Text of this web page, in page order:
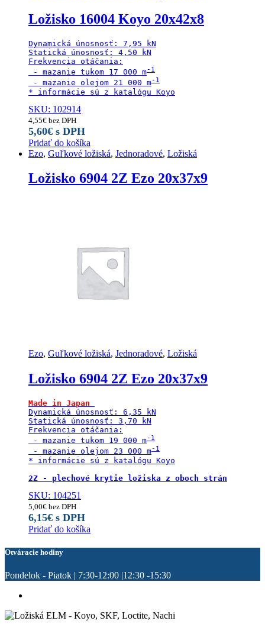
Ložisko 16004 Koyo 20x42x8
Dynamická únosnosť: 7,95 kN
Statická únosnosť: 4,50 kN
Frekvencia otáčania:
- mazanie tukom 17 000 m
- mazanie olejom 21 000 m
* informácie sú z katalógu Koyo
SKU: 102914
4,55€ bez DPH
5,60€ s DPH
Pridať do košíka
Ezo, Guľkové ložiská, Jednoradové, Ložiská
Ložisko 6904 2Z Ezo 20x37x9
Ezo, Guľkové ložiská, Jednoradové, Ložiská
Ložisko 6904 2Z Ezo 20x37x9
Made in Japan
Dynamická únosnosť: 6,35 kN
Statická únosnosť: 3,70 kN
Frekvencia otáčania:
- mazanie tukom 19 000 m
- mazanie olejom 23 000 m
* informácie sú z katalógu Koyo
2Z - plechové krytie ložiska z oboch strán
SKU: 104251
5,00€ bez DPH
6,15€ s DPH
Pridať do košíka
Otváracie hodiny
Pondelok - Piatok | 7:30-12:00 |12:30 -15:30